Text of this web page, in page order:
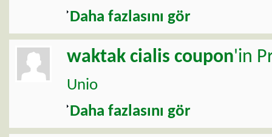
Daha fazlasını gör
waktak cialis coupon'in
Unio
Daha fazlasını gör